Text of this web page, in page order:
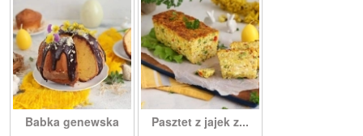
Babka genewska Pasztet z jajek z...